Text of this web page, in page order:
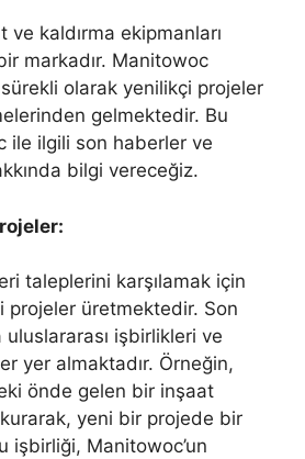
kaldırma ekipmanları
markadır. Manitowoc
sürekli olarak yenilikçi projeler
gelmektedir. Bu
ile ilgili son haberler ve
bilgi vereceğiz.
taleplerini karşılamak için
projeler üretmektedir. Son
uluslararası işbirlikleri ve
yer almaktadır. Örneğin,
önde gelen bir inşaat
yeni bir projede bir
işbirliği, Manitowoc’un